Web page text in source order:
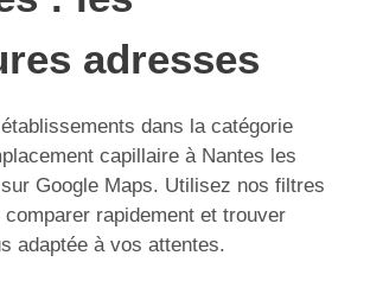
adresses
dans la catégorie
capillaire à Nantes les
Google Maps. Utilisez nos filtres
rapidement et trouver
adaptée à vos attentes.